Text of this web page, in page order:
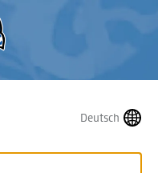
Deutsch